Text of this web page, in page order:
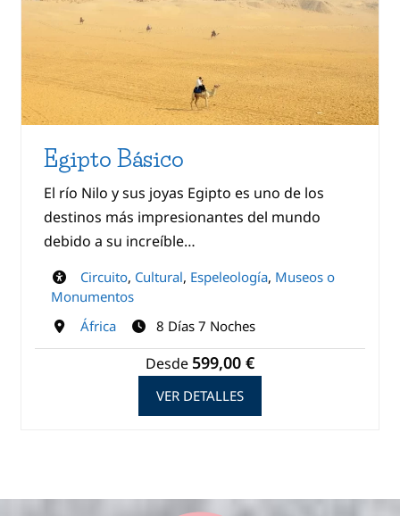
Egipto Básico
El río Nilo y sus joyas Egipto es uno de los
destinos más impresionantes del mundo
debido a su increíble…
Circuito, Cultural, Espeleología, Museos o
Monumentos
África
8 Días 7 Noches
Desde 599,00 €
VER DETALLES